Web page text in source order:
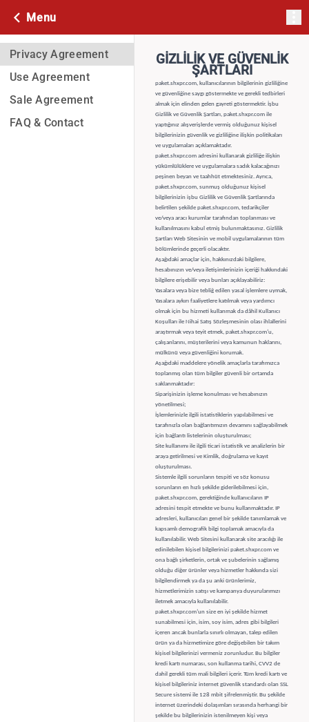
Menu
Privacy Agreement
Use Agreement
Sale Agreement
FAQ & Contact
GİZLİLİK VE GÜVENLİK
ŞARTLARI
paket.shxpr.com, kullanıcılarının bilgilerinin gizliliğine
ve güvenliğine saygı göstermekte ve gerekli tedbirleri
almak için elinden gelen gayreti göstermektir. İşbu
Gizlilik ve Güvenlik Şartları, paket.shxpr.com ile
yaptığınız alışverişlerde vermiş olduğunuz kişisel
bilgilerinizin güvenlik ve gizliliğine ilişkin politikaları
ve uygulamaları açıklamaktadır.
paket.shxpr.com adresini kullanarak gizliliğe ilişkin
yükümlülüklere ve uygulamalara sadık kalacağınızı
peşinen beyan ve taahhüt etmektesiniz. Ayrıca,
paket.shxpr.com, sunmuş olduğunuz kişisel
bilgilerinizin işbu Gizlilik ve Güvenlik Şartlarında
belirtilen şekilde paket.shxpr.com, tedarikçiler
ve/veya aracı kurumlar tarafından toplanması ve
kullanılmasını kabul etmiş bulunmaktasınız. Gizlilik
Şartları Web Sitesinin ve mobil uygulamalarının tüm
bölümlerinde geçerli olacaktır.
Aşağıdaki amaçlar için, hakkınızdaki bilgilere,
hesabınızın ve/veya iletişimlerinizin içeriği hakkındaki
bilgilere erişebilir veya bunları açıklayabiliriz:
Yasalara veya bize tebliğ edilen yasal işlemlere uymak,
Yasalara aykırı faaliyetlere katılmak veya yardımcı
olmak için bu hizmeti kullanmak da dâhil Kullanıcı
Koşulları ile Nihai Satış Sözleşmesinin olası ihlallerini
araştırmak veya teyit etmek, paket.shxpr.com’u,
çalışanlarını, müşterilerini veya kamunun haklarını,
mülkünü veya güvenliğini korumak.
Aşağıdaki maddelere yönelik amaçlarla tarafımızca
toplanmış olan tüm bilgiler güvenli bir ortamda
saklanmaktadır:
Siparişinizin işleme konulması ve hesabınızın
yönetilmesi;
İşlemlerinizle ilgili istatistiklerin yapılabilmesi ve
tarafınızla olan bağlantımızın devamını sağlayabilmek
için bağlantı listelerinin oluşturulması;
Site kullanımı ile ilgili ticari istatistik ve analizlerin bir
araya getirilmesi ve Kimlik, doğrulama ve kayıt
oluşturulması.
Sistemle ilgili sorunların tespiti ve söz konusu
sorunların en hızlı şekilde giderilebilmesi için,
paket.shxpr.com, gerektiğinde kullanıcıların IP
adresini tespit etmekte ve bunu kullanmaktadır. IP
adresleri, kullanıcıları genel bir şekilde tanımlamak ve
kapsamlı demografik bilgi toplamak amacıyla da
kullanılabilir. Web Sitesini kullanarak site aracılığı ile
edinilebilen kişisel bilgilerinizi paket.shxpr.com ve
ona bağlı şirketlerin, ortak ve şubelerinin sağlamış
olduğu diğer ürünler veya hizmetler hakkında sizi
bilgilendirmek ya da şu anki ürünlerimiz,
hizmetlerimizin satışı ve kampanya duyurularımızı
iletmek amacıyla kullanılabilir.
paket.shxpr.com’un size en iyi şekilde hizmet
sunabilmesi için, isim, soy isim, adres gibi bilgileri
içeren ancak bunlarla sınırlı olmayan, talep edilen
ürün ya da hizmetimize göre değişebilen bir takım
kişisel bilgilerinizi vermeniz zorunludur. Bu bilgiler
kredi kartı numarası, son kullanma tarihi, CVV2 de
dahil gerekli tüm mali bilgileri içerir. Tüm kredi kartı ve
kişisel bilgileriniz internet güvenlik standardı olan SSL
Secure sistemi ile 128 mbit şifrelenmiştir. Bu şekilde
internet üzerindeki dolaşımları sırasında herhangi bir
şekilde bu bilgilerinizin istenilmeyen kişi veya